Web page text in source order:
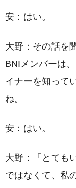
安：はい。
大野：その話を
BNIメンバーは
イナーを知って
ね。
安：はい。
大野：「とても
ではなくて、私